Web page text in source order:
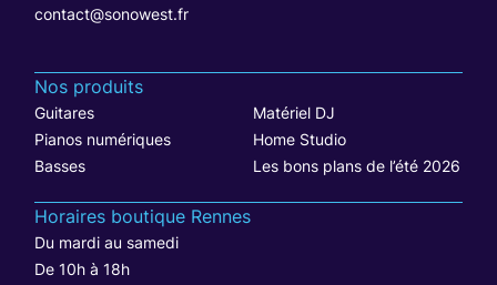
contact@sonowest.fr
Nos produits
Guitares
Matériel DJ
Pianos numériques
Home Studio
Basses
Les bons plans de l’été 2026
Horaires boutique Rennes
Du mardi au samedi
De 10h à 18h